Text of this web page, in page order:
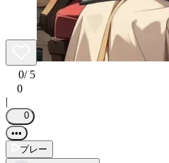
0/ 5
0
|
0
•••
プレー